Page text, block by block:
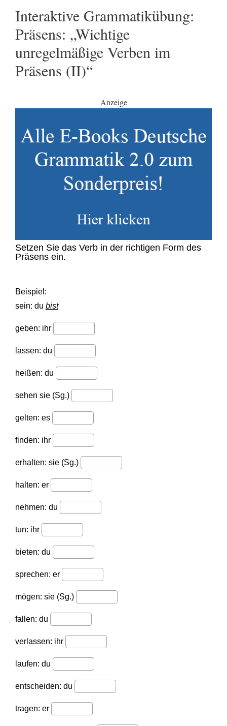
Interaktive Grammatikübung:
Präsens: „Wichtige
unregelmäßige Verben im
Präsens (II)“
Anzeige